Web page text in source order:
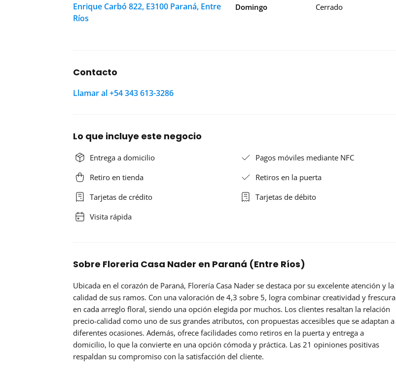
Enrique Carbó 822, E3100 Paraná, Entre
Ríos
Domingo
Cerrado
Contacto
Llamar al +54 343 613-3286
Lo que incluye este negocio
Entrega a domicilio
Pagos móviles mediante NFC
Retiro en tienda
Retiros en la puerta
Tarjetas de crédito
Tarjetas de débito
Visita rápida
Sobre Floreria Casa Nader en Paraná (Entre Ríos)
Ubicada en el corazón de Paraná, Florería Casa Nader se destaca por su excelente atención y la
calidad de sus ramos. Con una valoración de 4,3 sobre 5, logra combinar creatividad y frescura
en cada arreglo floral, siendo una opción elegida por muchos. Los clientes resaltan la relación
precio-calidad como uno de sus grandes atributos, con propuestas accesibles que se adaptan a
diferentes ocasiones. Además, ofrece facilidades como retiros en la puerta y entrega a
domicilio, lo que la convierte en una opción cómoda y práctica. Las 21 opiniones positivas
respaldan su compromiso con la satisfacción del cliente.